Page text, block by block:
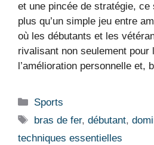
et une pincée de stratégie,
plus qu’un simple jeu entre
où les débutants et les
rivalisant non seulement
l’amélioration personnelle et,
Catégories
Sports
Étiquettes
bras de fer,débutant,
techniques essentielles